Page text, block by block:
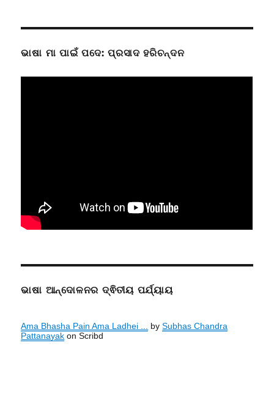
ଭାଷା ମା ପାଇଁ ପଦେ: ପ୍ରସାଦ ହରିଚନ୍ଦନ
ଭାଷା ଆନ୍ଦୋଳନର ଦ୍ଵିତୀୟ ପର୍ଯ୍ୟାୟ
Ama Bhasha Pain Ama Ladhei ... bySubhas Chandra
Pattanayak on Scribd